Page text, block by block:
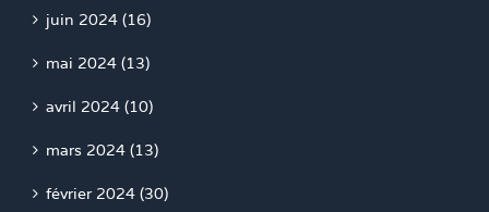
juin 2024 (16)
mai 2024 (13)
avril 2024 (10)
mars 2024 (13)
février 2024 (30)